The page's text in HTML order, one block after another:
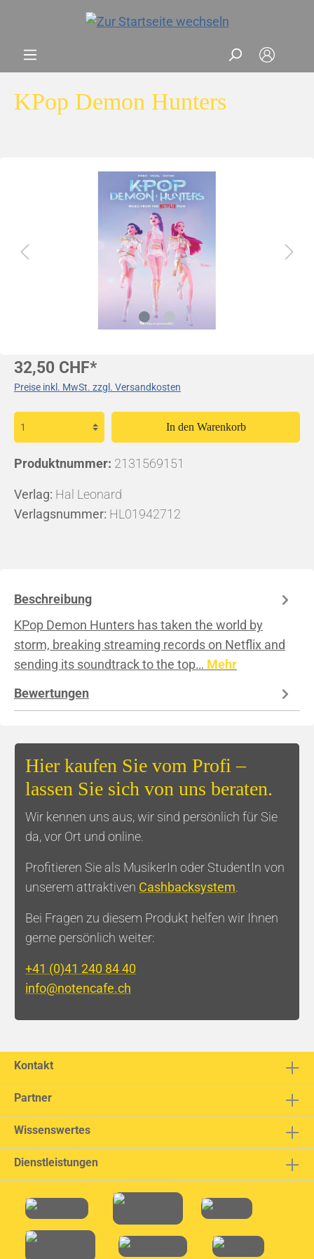
KPop Demon Hunters
32,50 CHF*
Preise inkl. MwSt. zzgl. Versandkosten
In den Warenkorb
Produktnummer: 2131569151
Verlag: Hal Leonard
Verlagsnummer: HL01942712
Beschreibung
KPop Demon Hunters has taken the world by
storm, breaking streaming records on Netflix and
sending its soundtrack to the top… Mehr
Bewertungen
Hier kaufen Sie vom Profi –
lassen Sie sich von uns beraten.
Wir kennen uns aus, wir sind persönlich für Sie
da, vor Ort und online.
Profitieren Sie als MusikerIn oder StudentIn von
unserem attraktiven Cashbacksystem.
Bei Fragen zu diesem Produkt helfen wir Ihnen
gerne persönlich weiter:
+41 (0)41 240 84 40
info@notencafe.ch
Kontakt
Partner
Wissenswertes
Dienstleistungen